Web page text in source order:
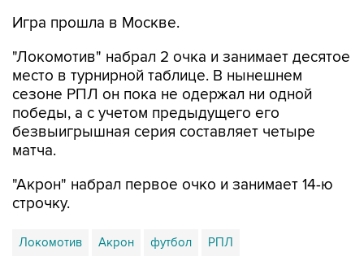
Игра прошла в Москве.
"Локомотив" набрал 2 очка и занимает десятое
место в турнирной таблице. В нынешнем
сезоне РПЛ он пока не одержал ни одной
победы, а с учетом предыдущего его
безвыигрышная серия составляет четыре
матча.
"Акрон" набрал первое очко и занимает 14-ю
строчку.
Локомотив Акрон футбол РПЛ